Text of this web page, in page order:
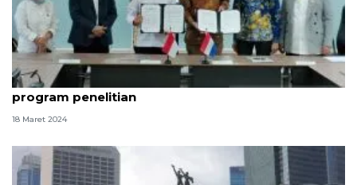
OIKN bermitra dengan tiga kampus Belanda dalam
program penelitian
18 Maret 2024